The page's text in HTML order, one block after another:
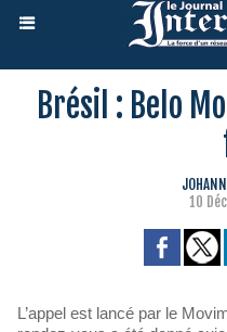
Brésil : Belo
10
L’appel est lancé par le